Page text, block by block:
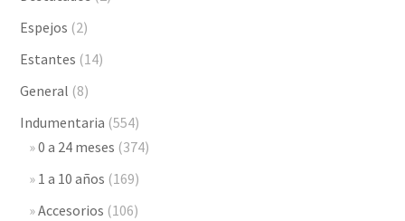
Espejos (2)
Estantes (14)
General (8)
Indumentaria (554)
0 a 24 meses (374)
1 a 10 años (169)
Accesorios (106)